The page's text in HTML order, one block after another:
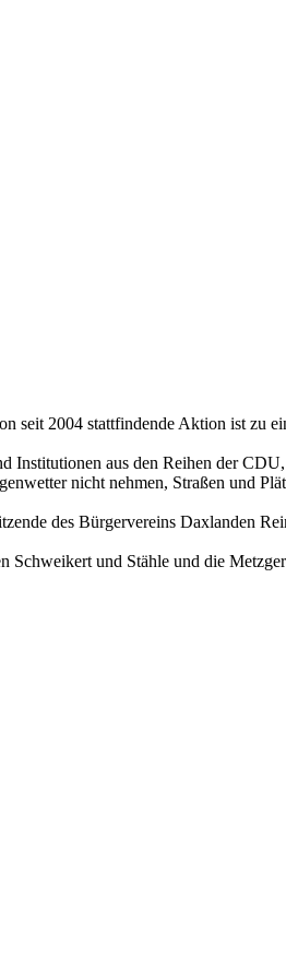
seit 2004 stattfindende Aktion ist zu
aus den Reihen der
nicht nehmen, Straßen und
des Bürgervereins Daxlanden
Schweikert und Stähle und die